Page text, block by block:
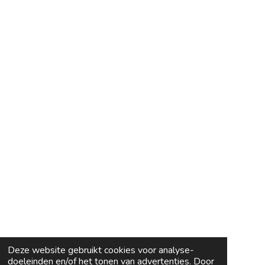
Deze website gebruikt cookies voor analyse-
doeleinden en/of het tonen van advertenties. Door